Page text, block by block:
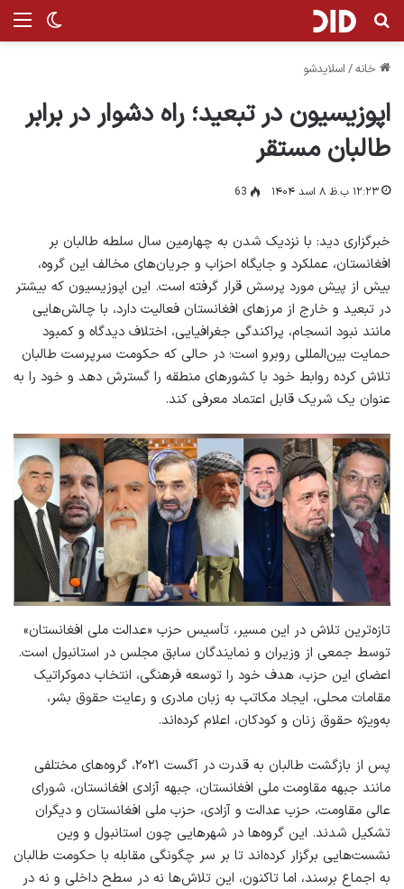
تغییر جستجو برای
خانه/ اسلایدشو
اپوزیسیون در تبعید؛ راه دشوار در برابر
طالبان مستقر
۱۲:۲۳ ب.ظ ۸ اسد ۱۴۰۴ 63
خبرگزاری دید: با نزدیک شدن به چهارمین سال سلطه طالبان بر
افغانستان، عملکرد و جایگاه احزاب و جریان‌های مخالف این گروه،
بیش از پیش مورد پرسش قرار گرفته است. این اپوزیسیون که بیشتر
در تبعید و خارج از مرزهای افغانستان فعالیت دارد، با چالش‌هایی
مانند نبود انسجام، پراکندگی جغرافیایی، اختلاف دیدگاه و کمبود
حمایت بین‌المللی روبرو است؛ در حالی‌ که حکومت سرپرست طالبان
تلاش کرده روابط خود با کشورهای منطقه را گسترش دهد و خود را به
عنوان یک شریک قابل اعتماد معرفی کند.
تازه‌ترین تلاش در این مسیر، تأسیس حزب «عدالت ملی افغانستان»
توسط جمعی از وزیران و نمایندگان سابق مجلس در استانبول است.
اعضای این حزب، هدف خود را توسعه فرهنگی، انتخاب دموکراتیک
مقامات محلی، ایجاد مکاتب به زبان مادری و رعایت حقوق بشر،
به‌ویژه حقوق زنان و کودکان، اعلام کرده‌اند.
پس از بازگشت طالبان به قدرت در آگست ۲۰۲۱، گروه‌های مختلفی
مانند جبهه مقاومت ملی افغانستان، جبهه آزادی افغانستان، شورای
عالی مقاومت، حزب عدالت و آزادی، حزب ملی افغانستان و دیگران
تشکیل شدند. این گروه‌ها در شهرهایی چون استانبول و وین
نشست‌هایی برگزار کرده‌اند تا بر سر چگونگی مقابله با حکومت طالبان
به اجماع برسند، اما تاکنون، این تلاش‌ها نه در سطح داخلی و نه در